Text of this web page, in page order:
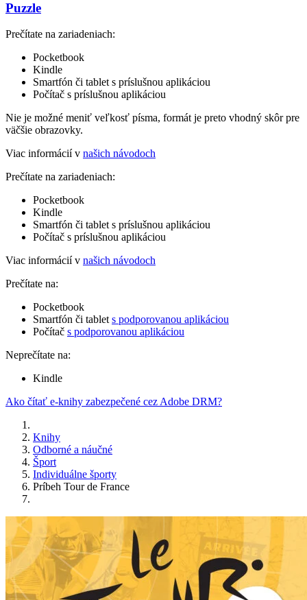
Puzzle
Prečítate na zariadeniach:
Pocketbook
Kindle
Smartfón či tablet s príslušnou aplikáciou
Počítač s príslušnou aplikáciou
Nie je možné meniť veľkosť písma, formát je preto vhodný skôr pre
väčšie obrazovky.
Viac informácií v našich návodoch
Prečítate na zariadeniach:
Pocketbook
Kindle
Smartfón či tablet s príslušnou aplikáciou
Počítač s príslušnou aplikáciou
Viac informácií v našich návodoch
Prečítate na:
Pocketbook
Smartfón či tablet s podporovanou aplikáciou
Počítač s podporovanou aplikáciou
Neprečítate na:
Kindle
Ako čítať e-knihy zabezpečené cez Adobe DRM?
Knihy
Odborné a náučné
Šport
Individuálne športy
Príbeh Tour de France